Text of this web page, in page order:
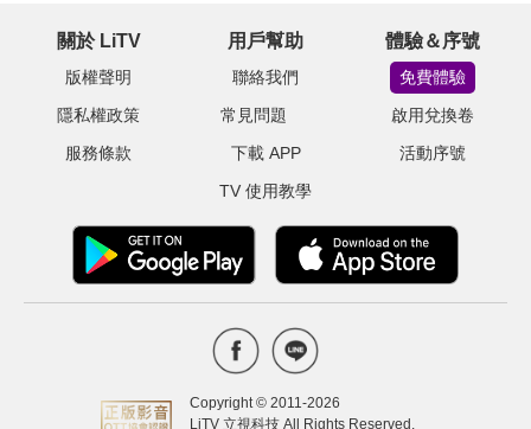
關於 LiTV
版權聲明
隱私權政策
服務條款
用戶幫助
聯絡我們
常見問題
下載 APP
TV 使用教學
體驗＆序號
免費體驗
啟用兌換卷
活動序號
Copyright © 2011-2026
LiTV 立視科技 All Rights Reserved.